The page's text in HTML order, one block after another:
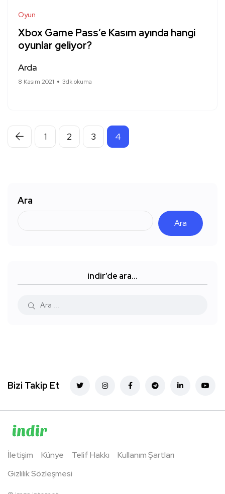
Oyun
Xbox Game Pass’e Kasım ayında hangi
oyunlar geliyor?
Arda
8 Kasım 2021 3dk okuma
1 2 3 4
Ara
Ara
indir’de ara…
Bizi Takip Et
İletişim Künye Telif Hakkı
Kullanım Şartları
Gizlilik Sözleşmesi